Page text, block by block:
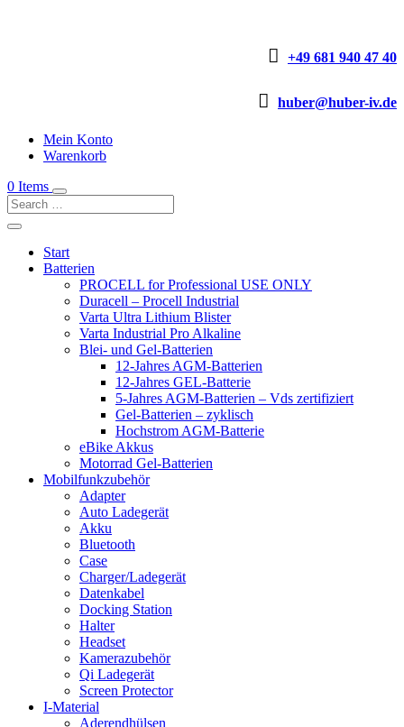
 +49 681 940 47 40
 huber@huber-iv.de
Mein Konto
Warenkorb
0 Items
Start
Batterien
PROCELL for Professional USE ONLY
Duracell – Procell Industrial
Varta Ultra Lithium Blister
Varta Industrial Pro Alkaline
Blei- und Gel-Batterien
12-Jahres AGM-Batterien
12-Jahres GEL-Batterie
5-Jahres AGM-Batterien – Vds zertifiziert
Gel-Batterien – zyklisch
Hochstrom AGM-Batterie
eBike Akkus
Motorrad Gel-Batterien
Mobilfunkzubehör
Adapter
Auto Ladegerät
Akku
Bluetooth
Case
Charger/Ladegerät
Datenkabel
Docking Station
Halter
Headset
Kamerazubehör
Qi Ladegerät
Screen Protector
I-Material
Aderendhülsen